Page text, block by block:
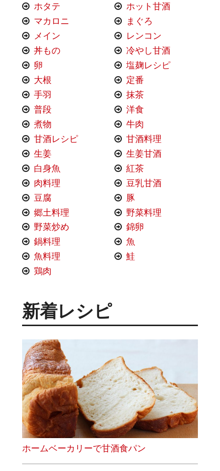
ホタテ
ホット甘酒
マカロニ
まぐろ
メイン
レンコン
丼もの
冷やし甘酒
卵
塩麹レシピ
大根
定番
手羽
抹茶
普段
洋食
煮物
牛肉
甘酒レシピ
甘酒料理
生姜
生姜甘酒
白身魚
紅茶
肉料理
豆乳甘酒
豆腐
豚
郷土料理
野菜料理
野菜炒め
錦卵
鍋料理
魚
魚料理
鮭
鶏肉
新着レシピ
ホームベーカリーで甘酒食パン